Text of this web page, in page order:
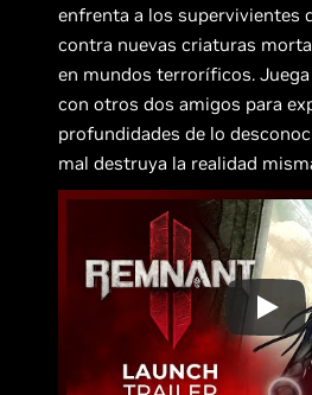
enfrenta a los supervivientes
contra nuevas criaturas
en mundos terroríficos.
con otros dos amigos para
profundidades de lo
mal destruya la realidad